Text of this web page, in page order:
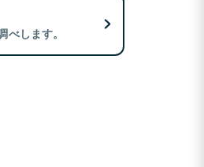
します。